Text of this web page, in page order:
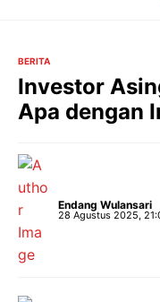
BERITA
Investor
Apa dengan
Endang Wulansari
28 Agustus 2025,